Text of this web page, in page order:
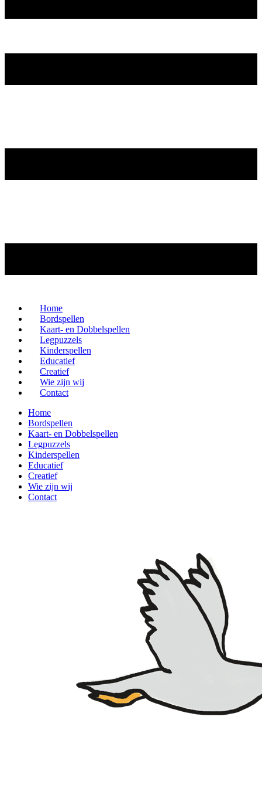
Home
Bordspellen
Kaart- en Dobbelspellen
Legpuzzels
Kinderspellen
Educatief
Creatief
Wie zijn wij
Contact
Home
Bordspellen
Kaart- en Dobbelspellen
Legpuzzels
Kinderspellen
Educatief
Creatief
Wie zijn wij
Contact